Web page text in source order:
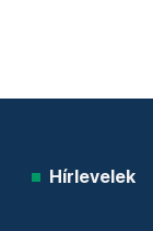
Hírlevelek